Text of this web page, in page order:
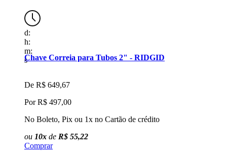
d:
h:
m:
s
Chave Correia para Tubos 2" - RIDGID
De R$ 649,67
PorR$ 497,00
No Boleto, Pix ou 1x no Cartão de crédito
ou 10x de R$ 55,22
Comprar